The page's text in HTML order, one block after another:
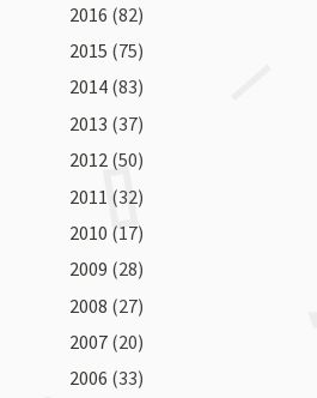
2016 (82)
2015 (75)
2014 (83)
2013 (37)
2012 (50)
2011 (32)
2010 (17)
2009 (28)
2008 (27)
2007 (20)
2006 (33)